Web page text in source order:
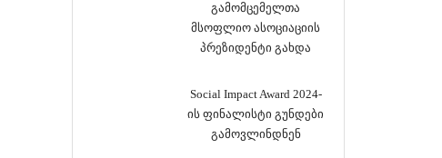
გამომცემელთა
მსოფლიო ასოციაციის
პრეზიდენტი გახდა
Social Impact Award 2024-
ის ფინალისტი გუნდები
გამოვლინდნენ